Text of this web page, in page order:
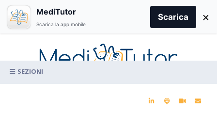
content
for:
MediTutor
Scarica la app mobile
Scarica ×